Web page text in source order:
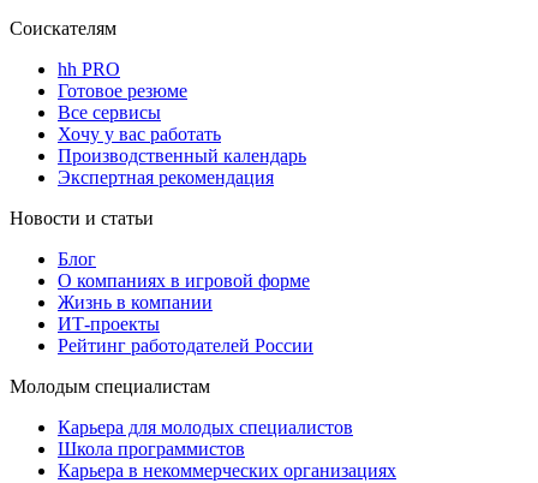
Соискателям
hh PRO
Готовое резюме
Все сервисы
Хочу у вас работать
Производственный календарь
Экспертная рекомендация
Новости и статьи
Блог
О компаниях в игровой форме
Жизнь в компании
ИТ-проекты
Рейтинг работодателей России
Молодым специалистам
Карьера для молодых специалистов
Школа программистов
Карьера в некоммерческих организациях